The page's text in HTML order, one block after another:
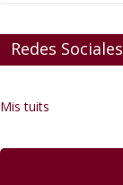
Redes Sociales
Mis tuits